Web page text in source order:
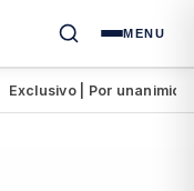
MENU
| Por unanimidade,